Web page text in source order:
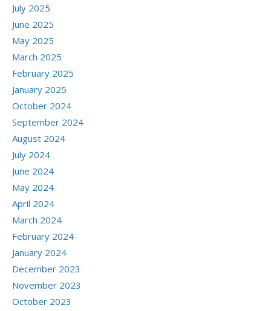
July 2025
June 2025
May 2025
March 2025
February 2025
January 2025
October 2024
September 2024
August 2024
July 2024
June 2024
May 2024
April 2024
March 2024
February 2024
January 2024
December 2023
November 2023
October 2023